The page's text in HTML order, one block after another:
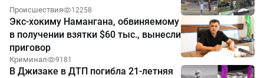
Происшествия 12258
Экс-хокиму Намангана, обвиняемому
в получении взятки $60 тыс., вынесли
приговор
Криминал 9181
В Джизаке в ДТП погибла 21-летняя